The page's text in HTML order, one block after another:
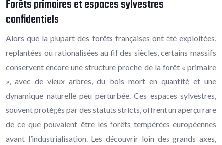
Forêts primaires et espaces sylvestres
confidentiels
Alors que la plupart des forêts françaises ont été exploitées,
replantées ou rationalisées au fil des siècles, certains massifs
conservent encore une structure proche de la forêt « primaire
», avec de vieux arbres, du bois mort en quantité et une
dynamique naturelle peu perturbée. Ces espaces sylvestres,
souvent protégés par des statuts stricts, offrent un aperçu rare
de ce que pouvaient être les forêts tempérées européennes
avant l’industrialisation. Les découvrir loin des grands axes,